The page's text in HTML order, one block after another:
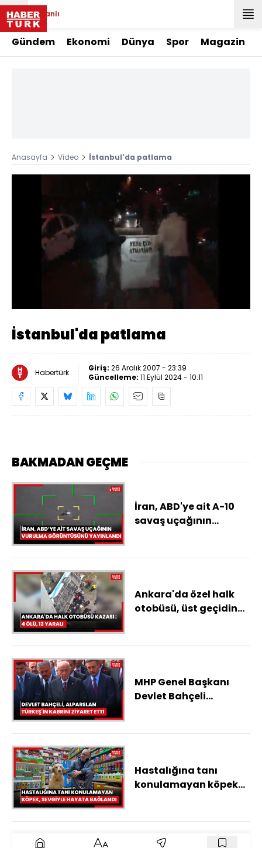
Canlı
Gündem Ekonomi Dünya Spor Magazin
Anasayfa Video İstanbul'da patlama
Aç
Oynatma
Hızı
İstanbul'da patlama
Habertürk Giriş: 26 Aralık 2007 - 23:39
Güncelleme: 11 Eylül 2024 - 10:11
BAKMADAN GEÇME
İran, ABD'ye ait A-10
savaş uçağının
Ankara'da özel halk
otobüsü, üst geçidin
MHP Genel Başkanı
Devlet Bahçeli
Hastalığına tanı
konulamayan köpek